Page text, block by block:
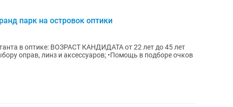
парк на островок оптики
в оптике: ВОЗРАСТ КАНДИДАТА от 22 лет до 45 лет
оправ, линз и аксессуаров; •Помощь в подборе очков